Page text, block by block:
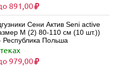
891,00
Сени Актив Seni active
M (2) 80-110 см (10 шт.))
Республика Польша
979,00